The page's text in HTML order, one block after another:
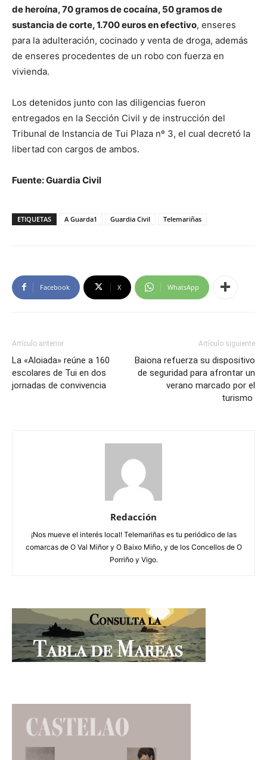
de heroína, 70 gramos de cocaína, 50 gramos de
sustancia de corte, 1.700 euros en efectivo, enseres
para la adulteración, cocinado y venta de droga, además
de enseres procedentes de un robo con fuerza en
vivienda.
Los detenidos junto con las diligencias fueron
entregados en la Sección Civil y de instrucción del
Tribunal de Instancia de Tui Plaza nº 3, el cual decretó la
libertad con cargos de ambos.
Fuente: Guardia Civil
ETIQUETAS A Guarda1 Guardia Civil Telemariñas
Facebook X WhatsApp
Artículo anterior
La «Aloiada» reúne a 160
escolares de Tui en dos
jornadas de convivencia
Artículo siguiente
Baiona refuerza su dispositivo
de seguridad para afrontar un
verano marcado por el
turismo
Redacción
¡Nos mueve el interés local! Telemariñas es tu periódico de las
comarcas de O Val Miñor y O Baixo Miño, y de los Concellos de O
Porriño y Vigo.